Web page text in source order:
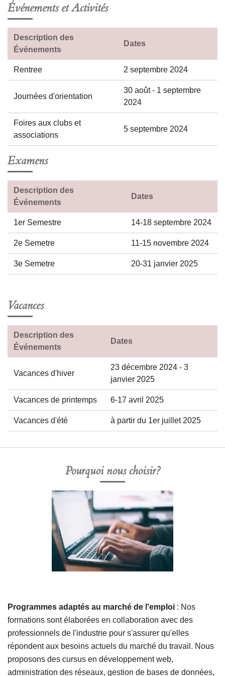
Événements et Activités
Description des
Événements
Dates
Rentree 2 septembre 2024
Journées d'orientation
30 août - 1 septembre
2024
Foires aux clubs et
associations
5 septembre 2024
Examens
Description des
Événements
Dates
1er Semestre 14-18 septembre 2024
2e Semetre 11-15 novembre 2024
3e Semetre 20-31 janvier 2025
Vacances
Description des
Événements
Dates
Vacances d'hiver
23 décembre 2024 - 3
janvier 2025
Vacances de printemps 6-17 avril 2025
Vacances d'été à partir du 1er juillet 2025
Pourquoi nous choisir?
Programmes adaptés au marché de l'emploi : Nos
formations sont élaborées en collaboration avec des
professionnels de l'industrie pour s'assurer qu'elles
répondent aux besoins actuels du marché du travail. Nous
proposons des cursus en développement web,
administration des réseaux, gestion de bases de données,